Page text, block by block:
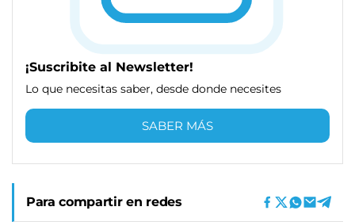
¡Suscribite al Newsletter!
Lo que necesitas saber, desde donde necesites
SABER MÁS
Para compartir en redes